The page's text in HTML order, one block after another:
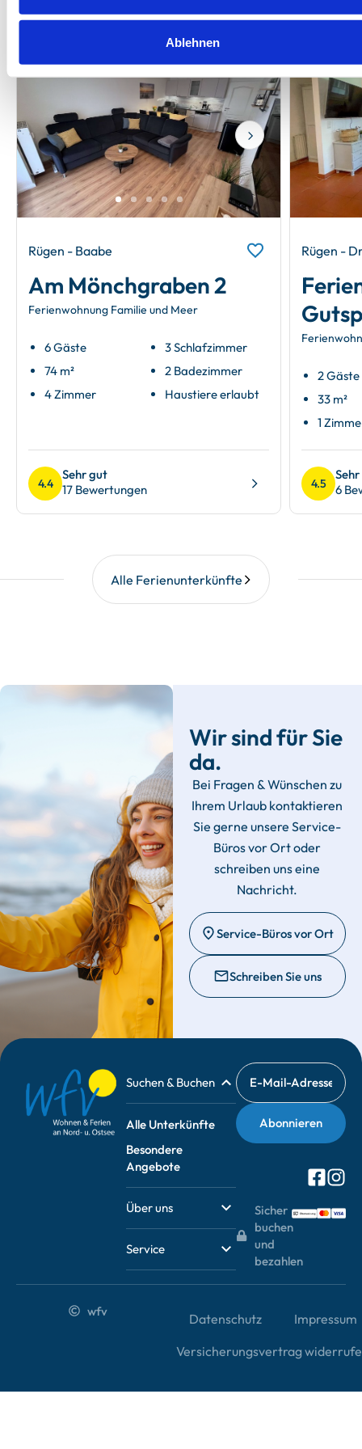
Ablehnen
Next
Rügen - Baabe
Am Mönchgraben 2
Ferienwohnung Familie und Meer
6 Gäste
74 m²
4 Zimmer
3 Schlafzimmer
2 Badezimmer
Haustiere erlaubt
4.4
Sehr gut
17 Bewertungen
Rügen -
2 Gäste
33 m²
1
4.5
6
Alle Ferienunterkünfte
Wir sind für Sie
da.
Bei Fragen & Wünschen zu
Ihrem Urlaub kontaktieren
Sie gerne unsere Service-
Büros vor Ort oder
schreiben uns eine
Nachricht.
Service-Büros vor Ort
Schreiben Sie uns
Suchen & Buchen
Alle Unterkünfte
Besondere
Angebote
Über uns
Service
Sicher
buchen
und
bezahlen
wfv Datenschutz
Impressum
Versicherungsvertrag